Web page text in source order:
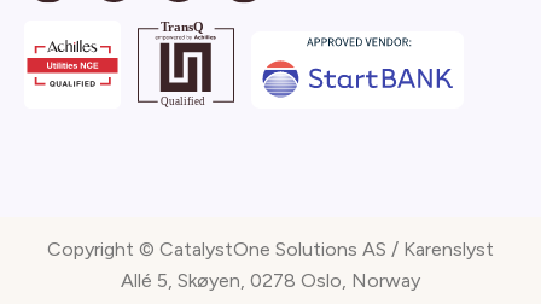
Copyright © CatalystOne Solutions AS / Karenslyst
Allé 5, Skøyen, 0278 Oslo, Norway